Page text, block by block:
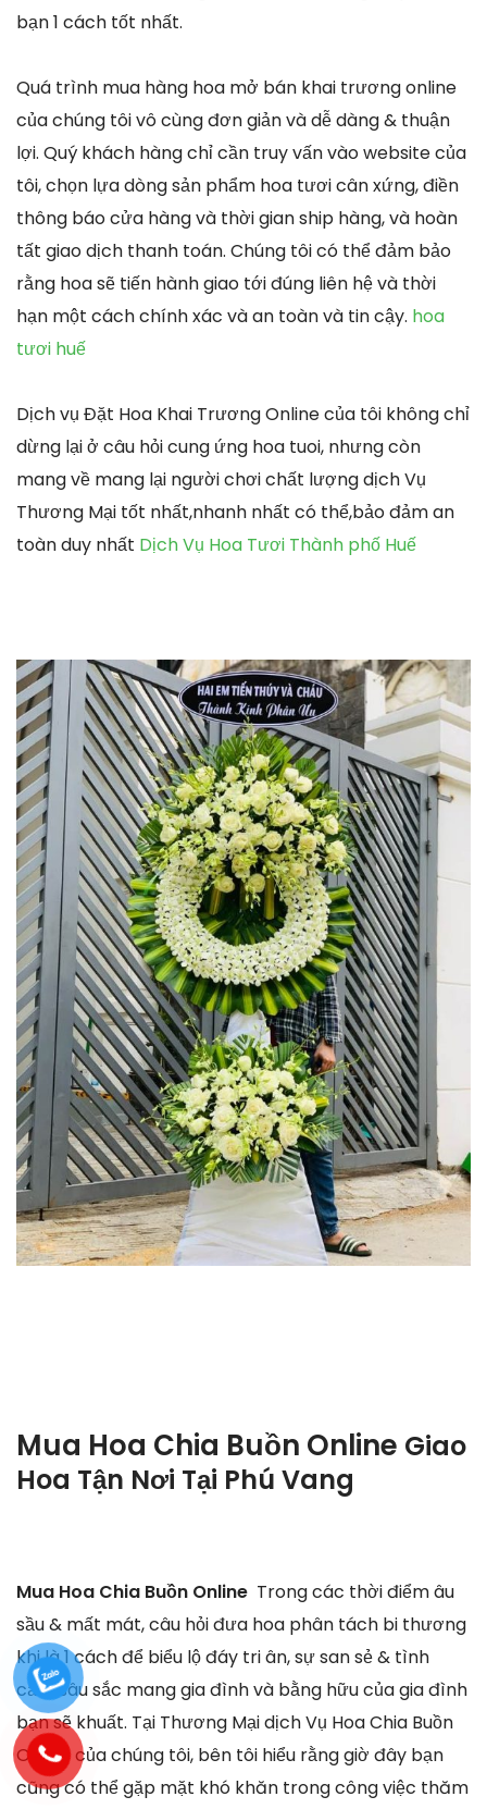
bạn 1 cách tốt nhất.
Quá trình mua hàng hoa mở bán khai trương online
của chúng tôi vô cùng đơn giản và dễ dàng & thuận
lợi. Quý khách hàng chỉ cần truy vấn vào website của
tôi, chọn lựa dòng sản phẩm hoa tươi cân xứng, điền
thông báo cửa hàng và thời gian ship hàng, và hoàn
tất giao dịch thanh toán. Chúng tôi có thể đảm bảo
rằng hoa sẽ tiến hành giao tới đúng liên hệ và thời
hạn một cách chính xác và an toàn và tin cậy. hoa
tươi huế
Dịch vụ Đặt Hoa Khai Trương Online của tôi không chỉ
dừng lại ở câu hỏi cung ứng hoa tuoi, nhưng còn
mang về mang lại người chơi chất lượng dịch Vụ
Thương Mại tốt nhất,nhanh nhất có thể,bảo đảm an
toàn duy nhất Dịch Vụ Hoa Tươi Thành phố Huế
Mua Hoa Chia Buồn Online Giao
Hoa Tận Nơi Tại Phú Vang
Mua Hoa Chia Buồn Online Trong các thời điểm âu
sầu & mất mát, câu hỏi đưa hoa phân tách bi thương
khi là 1 cách để biểu lộ đáy tri ân, sự san sẻ & tình
cảm sâu sắc mang gia đình và bằng hữu của gia đình
bạn sẽ khuất. Tại Thương Mại dịch Vụ Hoa Chia Buồn
Online của chúng tôi, bên tôi hiểu rằng giờ đây bạn
cũng có thể gặp mặt khó khăn trong công việc thăm